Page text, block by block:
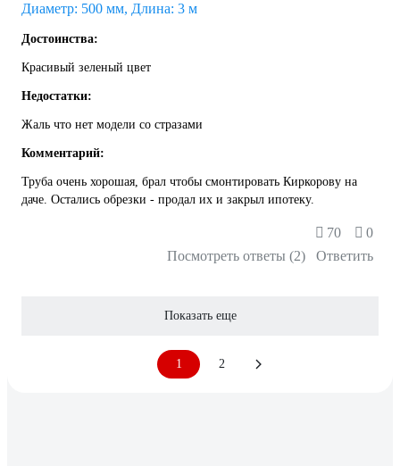
Диаметр: 500 мм, Длина: 3 м
Достоинства:
Красивый зеленый цвет
Недостатки:
Жаль что нет модели со стразами
Комментарий:
Труба очень хорошая, брал чтобы смонтировать Киркорову на
даче. Остались обрезки - продал их и закрыл ипотеку.
Посмотреть ответы (2) Ответить
70 0
Показать еще
1 2